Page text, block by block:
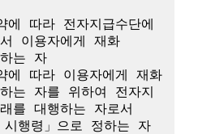
따라 전자지급수단에
이용자에게 재화
는 자
에 따라 이용자에게 재화
는 자를 위하여 전자지
를 대행하는 자로서
시행령」으로 정하는 자